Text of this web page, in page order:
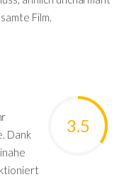
Film.
3.5
Dank